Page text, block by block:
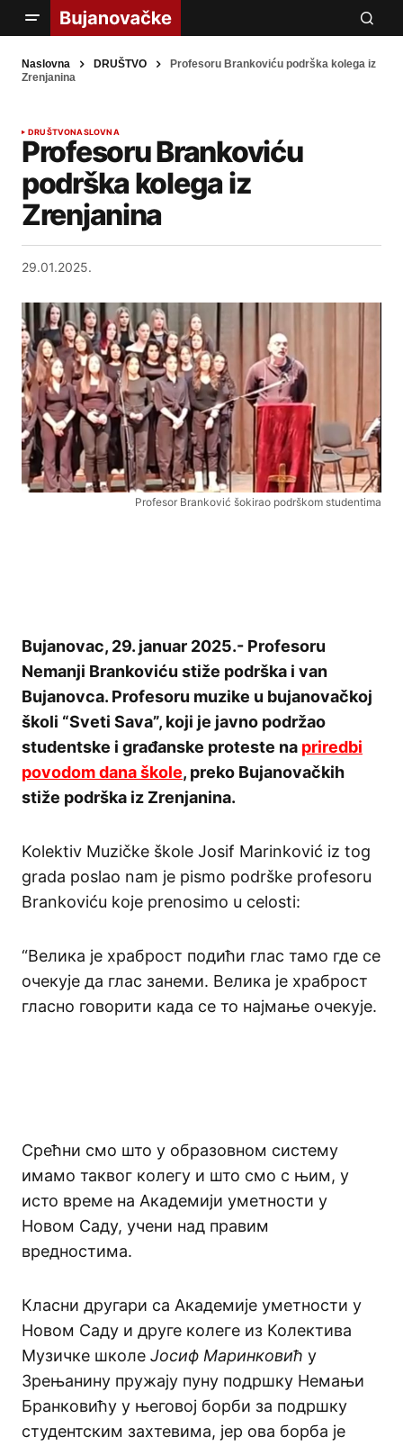
Naslovna DRUŠTVO
Profesoru Brankoviću podrška kolega iz
Zrenjanina
DRUŠTVONASLOVNA
Profesoru Brankoviću
podrška kolega iz
Zrenjanina
29.01.2025.
Profesor Branković šokirao podrškom studentima
Bujanovac, 29. januar 2025.- Profesoru
Nemanji Brankoviću stiže podrška i van
Bujanovca. Profesoru muzike u bujanovačkoj
školi “Sveti Sava”, koji je javno podržao
studentske i građanske proteste na priredbi
povodom dana škole, preko Bujanovačkih
stiže podrška iz Zrenjanina.
Kolektiv Muzičke škole Josif Marinković iz tog
grada poslao nam je pismo podrške profesoru
Brankoviću koje prenosimo u celosti:
“Велика је храброст подићи глас тамо где се
очекује да глас занеми. Велика је храброст
гласно говорити када се то најмање очекује.
Срећни смо што у образовном систему
имамо таквог колегу и што смо с њим, у
исто време на Академији уметности у
Новом Саду, учени над правим
вредностима.
Класни другари са Академије уметности у
Новом Саду и друге колегe из Колектива
Музичке школе Јосиф Маринковић у
Зрењанину пружају пуну подршку Немањи
Бранковићу у његовој борби за подршку
студентским захтевима, јер ова борба је